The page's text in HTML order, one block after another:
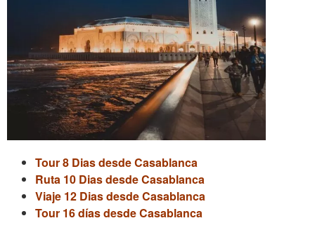
Tour 8 Dias desde Casablanca
Ruta 10 Dias desde Casablanca
Viaje 12 Dias desde Casablanca
Tour 16 días desde Casablanca